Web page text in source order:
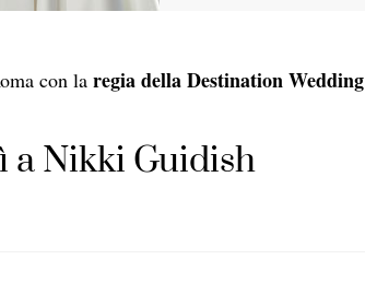
con la regia della Destination Wedding
a Nikki Guidish